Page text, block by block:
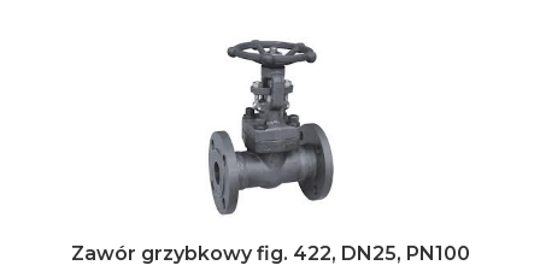
Zawór grzybkowy fig. 422, DN25, PN100